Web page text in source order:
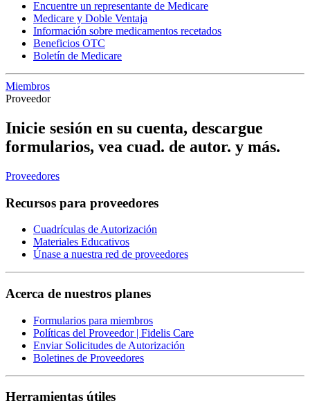
Encuentre un representante de Medicare
Medicare y Doble Ventaja
Información sobre medicamentos recetados
Beneficios OTC
Boletín de Medicare
Miembros
Proveedor
Inicie sesión en su cuenta, descargue
formularios, vea cuad. de autor. y más.
Proveedores
Recursos para proveedores
Cuadrículas de Autorización
Materiales Educativos
Únase a nuestra red de proveedores
Acerca de nuestros planes
Formularios para miembros
Políticas del Proveedor | Fidelis Care
Enviar Solicitudes de Autorización
Boletines de Proveedores
Herramientas útiles